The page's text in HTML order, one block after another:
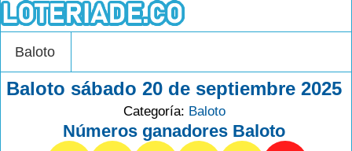
Baloto
Baloto sábado 20 de septiembre 2025
Categoría: Baloto
Números ganadores Baloto